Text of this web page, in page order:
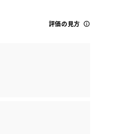
評価の見方